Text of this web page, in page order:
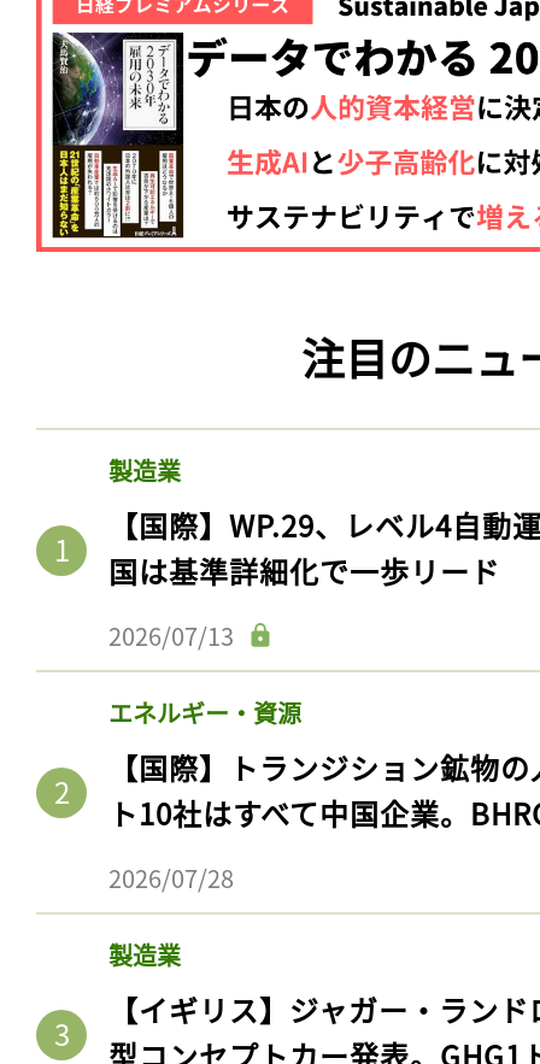
注目のニュ
製造業
【国際】WP.29、レベル4自動
国は基準詳細化で一歩リード
2026/07/13
エネルギー・資源
【国際】トランジション鉱物
ト10社はすべて中国企業。
2026/07/28
製造業
【イギリス】ジャガー・ラン
型コンセプトカー発表。GHG1